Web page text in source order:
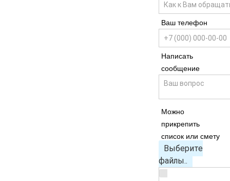
Ваш телефон
Написать
сообщение
Можно
прикрепить
список или смету
Выберите
файлы..